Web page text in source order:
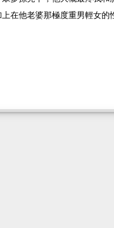
在他老婆那極度重男輕女的